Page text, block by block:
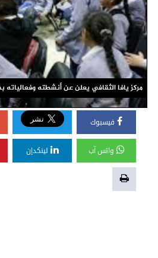
مركز يافا الثقافي يعلن عن أنشطته وفعالياته
فيسبوك
واتس آب لينكدإن